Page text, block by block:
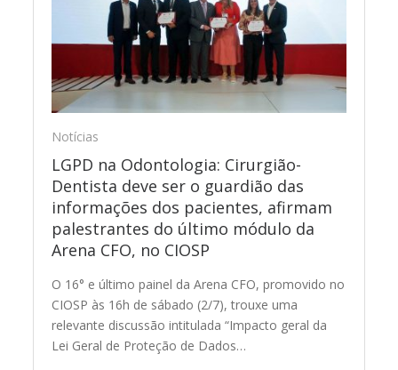
Notícias
LGPD na Odontologia: Cirurgião-
Dentista deve ser o guardião das
informações dos pacientes, afirmam
palestrantes do último módulo da
Arena CFO, no CIOSP
O 16° e último painel da Arena CFO, promovido no
CIOSP às 16h de sábado (2/7), trouxe uma
relevante discussão intitulada “Impacto geral da
Lei Geral de Proteção de Dados…